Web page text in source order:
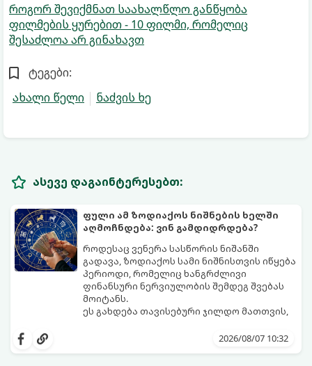
როგორ შევიქმნათ საახალწლო განწყობა
ფილმების ყურებით - 10 ფილმი, რომელიც
შესაძლოა არ გინახავთ
ტეგები:
ახალი წელი
ნაძვის ხე
ასევე დაგაინტერესებთ:
ფული ამ ზოდიაქოს ნიშნების ხელში
აღმოჩნდება: ვინ გამდიდრდება?
როდესაც ვენერა სასწორის ნიშანში
გადავა, ზოდიაქოს სამი ნიშნისთვის იწყება
პერიოდი, რომელიც ხანგრძლივი
ფინანსური ნერვიულობის შემდეგ შვებას
მოიტანს.
ეს გახდება თავისებური ჯილდო მათთვის,
იჩენდა და სირთულეების მიუხედავად წინ
2026/08/07 10:32